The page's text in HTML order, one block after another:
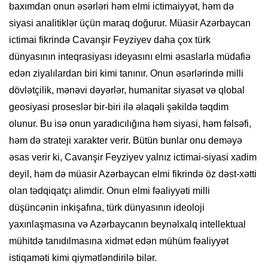
baxımdan onun əsərləri həm elmi ictimaiyyət, həm də
siyasi analitiklər üçün maraq doğurur. Müasir Azərbaycan
ictimai fikrində Cavanşir Feyziyev daha çox türk
dünyasının inteqrasiyası ideyasını elmi əsaslarla müdafiə
edən ziyalılardan biri kimi tanınır. Onun əsərlərində milli
dövlətçilik, mənəvi dəyərlər, humanitar siyasət və qlobal
geosiyasi proseslər bir-biri ilə əlaqəli şəkildə təqdim
olunur. Bu isə onun yaradıcılığına həm siyasi, həm fəlsəfi,
həm də strateji xarakter verir. Bütün bunlar onu deməyə
əsas verir ki, Cavanşir Feyziyev yalnız ictimai-siyasi xadim
deyil, həm də müasir Azərbaycan elmi fikrində öz dəst-xətti
olan tədqiqatçı alimdir. Onun elmi fəaliyyəti milli
düşüncənin inkişafına, türk dünyasının ideoloji
yaxınlaşmasına və Azərbaycanın beynəlxalq intellektual
mühitdə tanıdılmasına xidmət edən mühüm fəaliyyət
istiqaməti kimi qiymətləndirilə bilər.